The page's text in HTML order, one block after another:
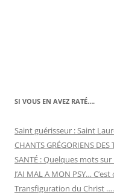
SI VOUS EN AVEZ RATÉ….
Saint guérisseur : Saint
CHANTS GRÉGORIENS DES
SANTÉ : Quelques mots sur
J’AI MAL A MON PSY…
Transfiguration du Christ